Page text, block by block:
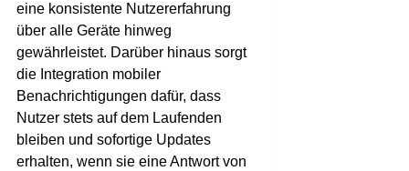
eine konsistente Nutzererfahrung
über alle Geräte hinweg
gewährleistet. Darüber hinaus sorgt
die Integration mobiler
Benachrichtigungen dafür, dass
Nutzer stets auf dem Laufenden
bleiben und sofortige Updates
erhalten, wenn sie eine Antwort von